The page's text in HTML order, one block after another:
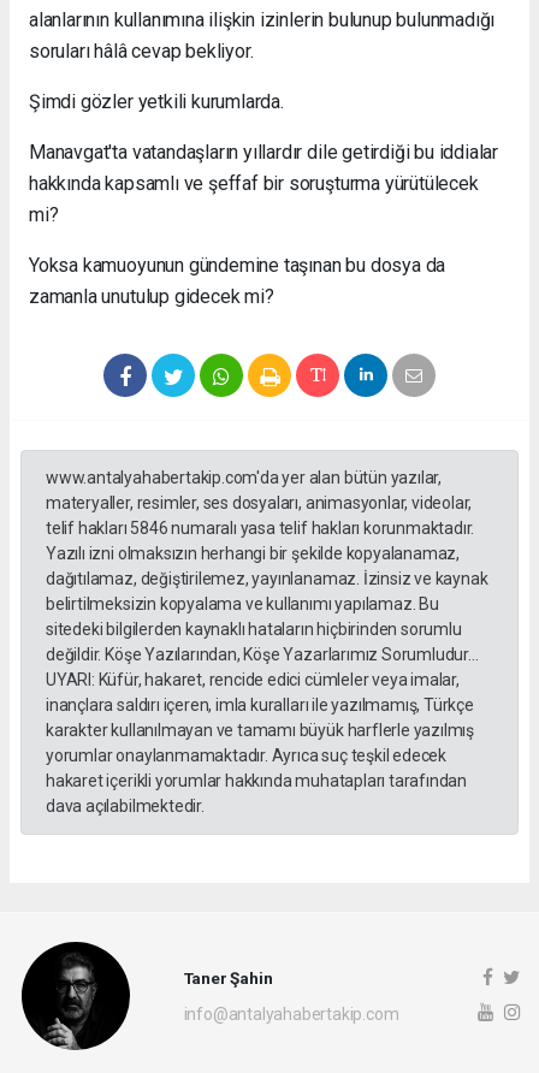
alanlarının kullanımına ilişkin izinlerin bulunup bulunmadığı
soruları hâlâ cevap bekliyor.
Şimdi gözler yetkili kurumlarda.
Manavgat'ta vatandaşların yıllardır dile getirdiği bu iddialar
hakkında kapsamlı ve şeffaf bir soruşturma yürütülecek
mi?
Yoksa kamuoyunun gündemine taşınan bu dosya da
zamanla unutulup gidecek mi?
www.antalyahabertakip.com'da yer alan bütün yazılar,
materyaller, resimler, ses dosyaları, animasyonlar, videolar,
telif hakları 5846 numaralı yasa telif hakları korunmaktadır.
Yazılı izni olmaksızın herhangi bir şekilde kopyalanamaz,
dağıtılamaz, değiştirilemez, yayınlanamaz. İzinsiz ve kaynak
belirtilmeksizin kopyalama ve kullanımı yapılamaz. Bu
sitedeki bilgilerden kaynaklı hataların hiçbirinden sorumlu
değildir. Köşe Yazılarından, Köşe Yazarlarımız Sorumludur...
UYARI: Küfür, hakaret, rencide edici cümleler veya imalar,
inançlara saldırı içeren, imla kuralları ile yazılmamış, Türkçe
karakter kullanılmayan ve tamamı büyük harflerle yazılmış
yorumlar onaylanmamaktadır. Ayrıca suç teşkil edecek
hakaret içerikli yorumlar hakkında muhatapları tarafından
dava açılabilmektedir.
Taner Şahin
info@antalyahabertakip.com